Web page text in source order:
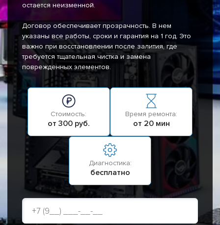
остается неизменной.
Договор обеспечивает прозрачность. В нем
указаны все работы, сроки и гарантия на 1 год. Это
важно при восстановлении после залития, где
требуется тщательная чистка и замена
поврежденных элементов.
Стоимость:
от 300 руб.
Время ремонта:
от 20 мин
Диагностика:
бесплатно